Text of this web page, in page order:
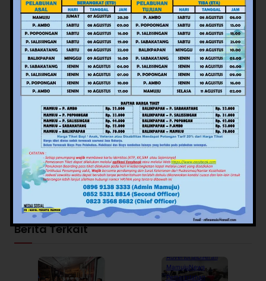
Editor: Judistira
Views: 83
Facebook Twitter Pinterest Mail WhatsApp
Potret Rakyat
Berita Terkait
AdvertorialDaerah
MamujuNews
Pemerintahan